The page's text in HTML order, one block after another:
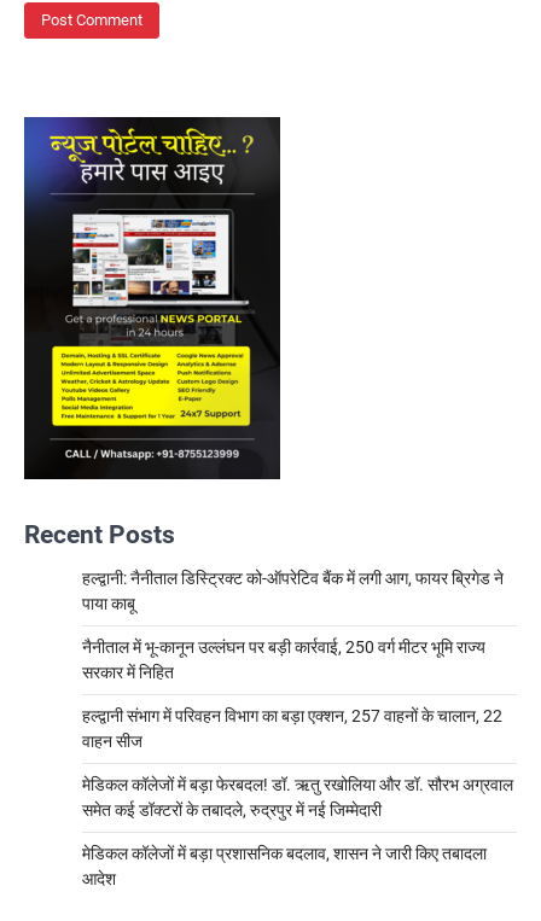
Recent Posts
हल्द्वानी: नैनीताल डिस्ट्रिक्ट को-ऑपरेटिव बैंक में लगी आग, फायर ब्रिगेड ने
पाया काबू
नैनीताल में भू-कानून उल्लंघन पर बड़ी कार्रवाई, 250 वर्ग मीटर भूमि राज्य
सरकार में निहित
हल्द्वानी संभाग में परिवहन विभाग का बड़ा एक्शन, 257 वाहनों के चालान, 22
वाहन सीज
मेडिकल कॉलेजों में बड़ा फेरबदल! डॉ. ऋतु रखोलिया और डॉ. सौरभ अग्रवाल
समेत कई डॉक्टरों के तबादले, रुद्रपुर में नई जिम्मेदारी
मेडिकल कॉलेजों में बड़ा प्रशासनिक बदलाव, शासन ने जारी किए तबादला
आदेश